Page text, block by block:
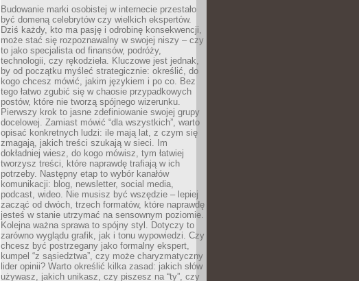
Budowanie marki osobistej w internecie przestało
być domeną celebrytów czy wielkich ekspertów.
Dziś każdy, kto ma pasję i odrobinę konsekwencji,
może stać się rozpoznawalny w swojej niszy – czy
to jako specjalista od finansów, podróży,
technologii, czy rękodzieła. Kluczowe jest jednak,
by od początku myśleć strategicznie: określić, do
kogo chcesz mówić, jakim językiem i po co. Bez
tego łatwo zgubić się w chaosie przypadkowych
postów, które nie tworzą spójnego wizerunku.
Pierwszy krok to jasne zdefiniowanie swojej grupy
docelowej. Zamiast mówić “dla wszystkich”, warto
opisać konkretnych ludzi: ile mają lat, z czym się
zmagają, jakich treści szukają w sieci. Im
dokładniej wiesz, do kogo mówisz, tym łatwiej
tworzysz treści, które naprawdę trafiają w ich
potrzeby. Następny etap to wybór kanałów
komunikacji: blog, newsletter, social media,
podcast, wideo. Nie musisz być wszędzie – lepiej
zacząć od dwóch, trzech formatów, które naprawdę
jesteś w stanie utrzymać na sensownym poziomie.
Kolejna ważna sprawa to spójny styl. Dotyczy to
zarówno wyglądu grafik, jak i tonu wypowiedzi. Czy
chcesz być postrzegany jako formalny ekspert,
kumpel “z sąsiedztwa”, czy może charyzmatyczny
lider opinii? Warto określić kilka zasad: jakich słów
używasz, jakich unikasz, czy piszesz na “ty”, czy